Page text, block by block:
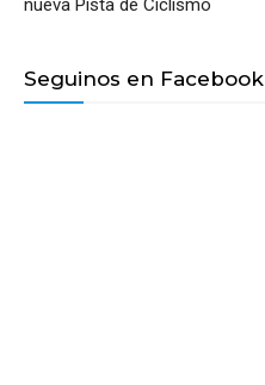
nueva Pista de Ciclismo
Seguinos en Facebook